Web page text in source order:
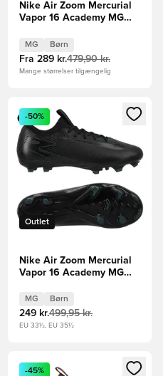
Nike Air Zoom Mercurial
Vapor 16 Academy MG
MG Børn
Fra 289 kr.479,90 kr.
Mange størrelser tilgængelig
eller tilmelde dig som
Åbner en Modal til at logge
Outlet
-50%
Nike Air Zoom Mercurial
Vapor 16 Academy MG
MG Børn
249 kr.499,95 kr.
EU 33½, EU 35½
eller tilmelde dig som
Åbner en Modal til at logge
-45%